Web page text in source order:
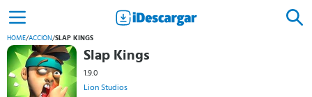
HOME/ACCIÓN/SLAP KINGS
Slap Kings
1.9.0
Lion Studios